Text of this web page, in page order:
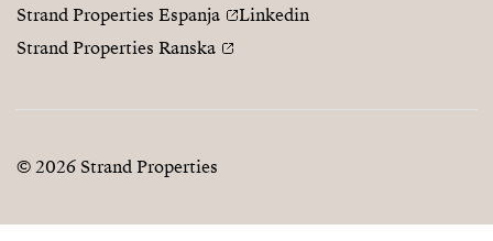
Strand Properties Espanja
Strand Properties Ranska
Linkedin
© 2026 Strand Properties